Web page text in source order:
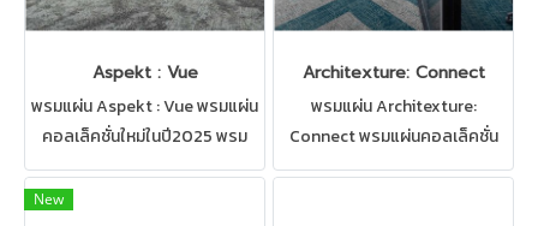
Aspekt : Vue
พรมแผ่น Aspekt : Vue พรมแผ่น
คอลเล็คชั่นใหม่ในปี2025 พรม
สำหรับปูพื้นสำนักงาน,ห้อง
ทำงาน,ห้องประชุม มีให้เลือกหลาก
Architexture: Connect
พรมแผ่น Architexture:
Connect พรมแผ่นคอลเล็คชั่น
ใหม่ในปี2025 พรมสำหรับปูพื้น
New